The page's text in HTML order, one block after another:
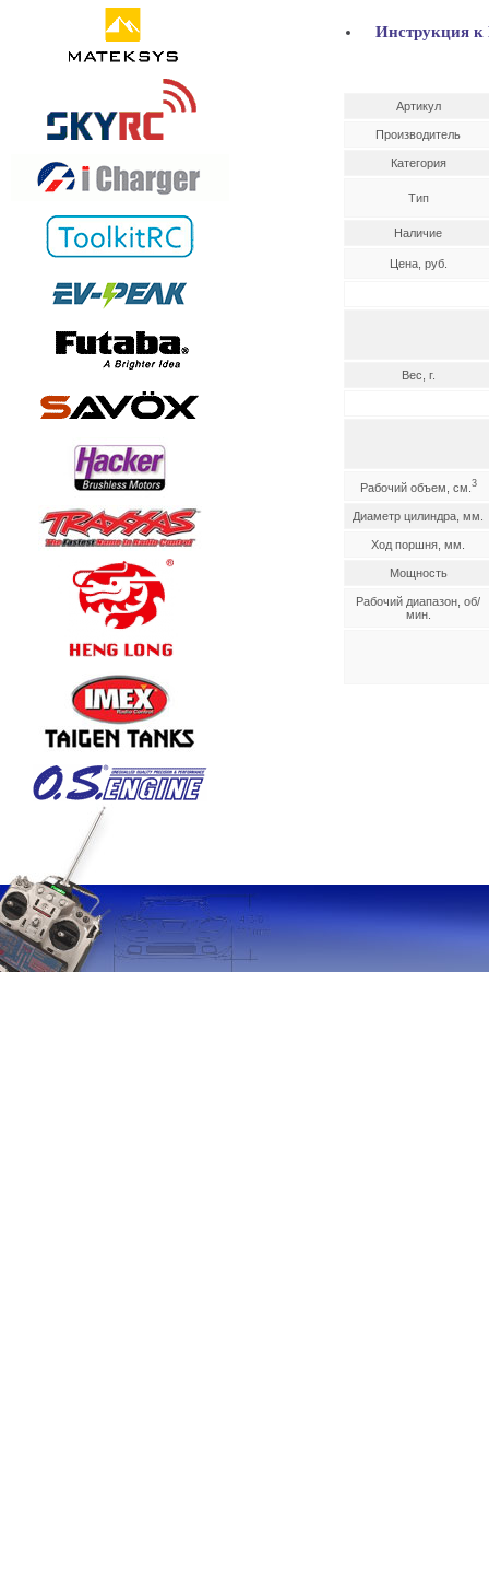
Инструкция к
Артикул
Производитель
Категория
Тип
Наличие
Цена, руб.
Вес, г.
Рабочий объем, см. 3
Диаметр цилиндра, мм.
Ход поршня, мм.
Мощность
Рабочий диапазон, об/
мин.